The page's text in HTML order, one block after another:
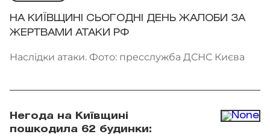
НА КИЇВЩИНІ СЬОГОДНІ ДЕНЬ ЖАЛОБИ ЗА
ЖЕРТВАМИ АТАКИ РФ
Наслідки атаки. Фото: пресслужба ДСНС Києва
Негода на Київщині
пошкодила 62 будинки: